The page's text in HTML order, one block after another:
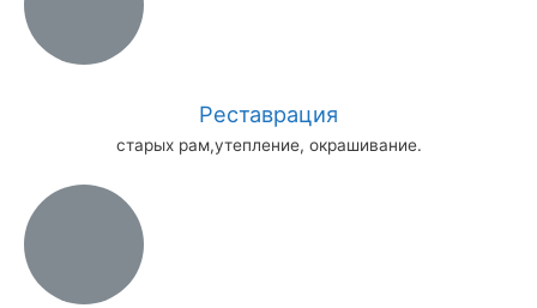
Реставрация
старых рам,утепление, окрашивание.